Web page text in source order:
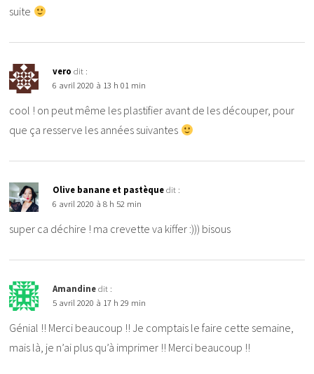
suite
vero dit :
6 avril 2020 à 13 h 01 min
cool ! on peut même les plastifier avant de les découper, pour
que ça resserve les années suivantes
Olive banane et pastèque dit :
6 avril 2020 à 8 h 52 min
super ca déchire ! ma crevette va kiffer :))) bisous
Amandine dit :
5 avril 2020 à 17 h 29 min
Génial !! Merci beaucoup !! Je comptais le faire cette semaine,
mais là, je n’ai plus qu’à imprimer !! Merci beaucoup !!